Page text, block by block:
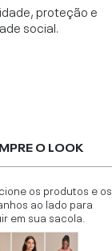
proteção e
social.
O LOOK
os produtos e os
ao lado para
em sua sacola.